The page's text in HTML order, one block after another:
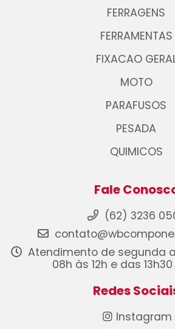
FERRAGENS
FERRAMENTAS
FIXACAO
MOTO
PARAFUSOS
PESADA
QUIMICOS
Fale
(62) 3236
Atendimento de segunda
08h às 12h e das 13h30
Redes
Instagram